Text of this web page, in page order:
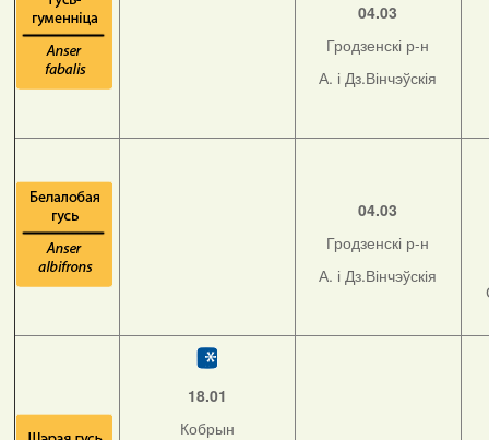
04.03
Гродзенскі р-н
А. і Дз.Вінчэўскія
04.03
Гродзенскі р-н
А. і Дз.Вінчэўскія
18.01
Кобрын